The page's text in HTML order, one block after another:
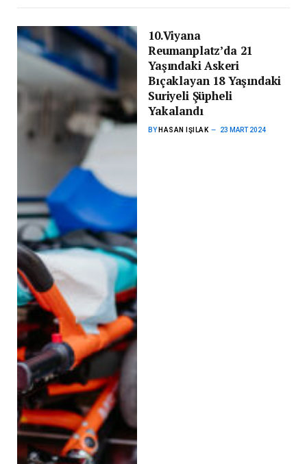
10.Viyana
Reumanplatz’da 21
Yaşındaki Askeri
Bıçaklayan 18 Yaşındaki
Suriyeli Şüpheli
Yakalandı
BY HASAN IŞILAK 23 MART 2024